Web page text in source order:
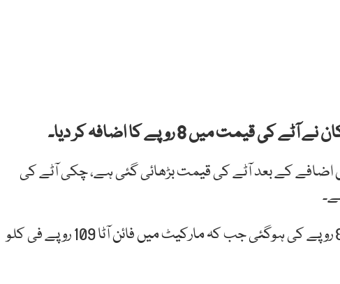
میں 8 روپے کا اضافہ کر دیا۔
کے بعد آٹے کی قیمت بڑھائی گئی ہے، چکی آٹے کی
دوسری جانب فائن آٹے کی 80 کلو کی بوری 8700 روپے کی ہوگئی جب کہ مارکیٹ میں فائن آٹا 109 روپے فی کلو